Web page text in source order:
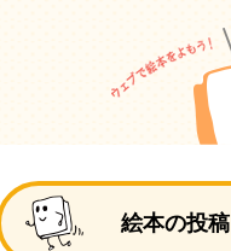
絵本の投稿